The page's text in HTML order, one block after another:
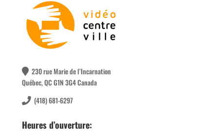
230 rue Marie de l’Incarnation
Québec, QC G1N 3G4 Canada
(418) 681-6297
Heures d’ouverture: